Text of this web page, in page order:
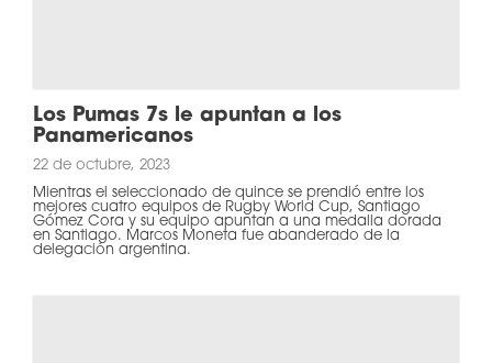
Los Pumas 7s le apuntan a los
Panamericanos
22 de octubre, 2023
Mientras el seleccionado de quince se prendió entre los
mejores cuatro equipos de Rugby World Cup, Santiago
Gómez Cora y su equipo apuntan a una medalla dorada
en Santiago. Marcos Moneta fue abanderado de la
delegación argentina.